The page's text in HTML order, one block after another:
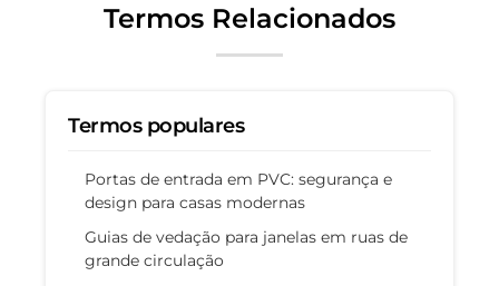
Termos Relacionados
Termos populares
Portas de entrada em PVC: segurança e
design para casas modernas
Guias de vedação para janelas em ruas de
grande circulação